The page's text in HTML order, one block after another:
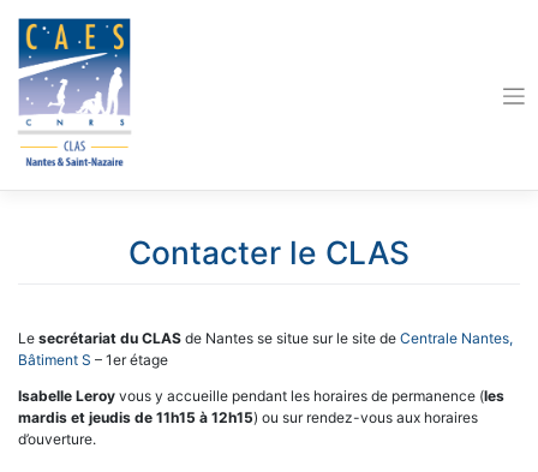
content
Contacter le CLAS
Le secrétariat du CLAS de Nantes se situe sur le site de Centrale Nantes,
Bâtiment S – 1er étage
Isabelle Leroy vous y accueille pendant les horaires de permanence (les
mardis et jeudis de 11h15 à 12h15) ou sur rendez-vous aux horaires
d’ouverture.